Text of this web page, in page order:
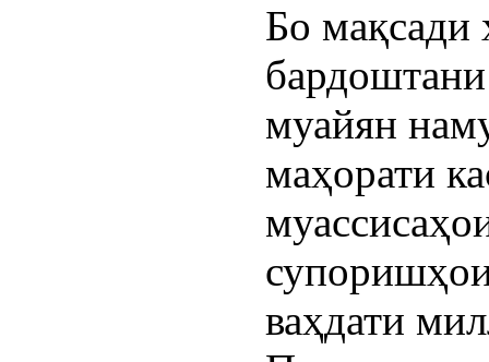
Бо мақсади
муайян
маҳорати
ваҳдати